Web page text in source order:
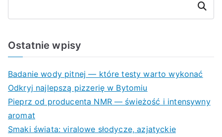
Szukaj
Ostatnie wpisy
Badanie wody pitnej — które testy warto wykonać
Odkryj najlepszą pizzerię w Bytomiu
Pieprz od producenta NMR — świeżość i intensywny
aromat
Smaki świata: viralowe słodycze, azjatyckie